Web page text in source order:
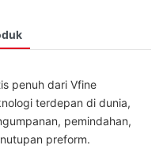
penuh dari Vfine
terdepan di dunia,
pemindahan,
preform.